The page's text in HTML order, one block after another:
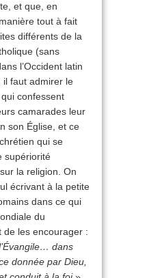
et que, en
tout à fait
différents de la
(sans
l’Occident latin
il faut admirer le
confessent
camarades leur
son Église, et ce
qui se
supériorité
la religion. On
écrivant à la petite
dans ce qui
du
de les encourager :
dans
donnée par Dieu,